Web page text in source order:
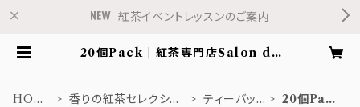
紅茶イベントレッスンのご案内
20個Pack | 紅茶専門店Salon de
HOM
香りの紅茶セレクショ
ティーバッ
20個Pac